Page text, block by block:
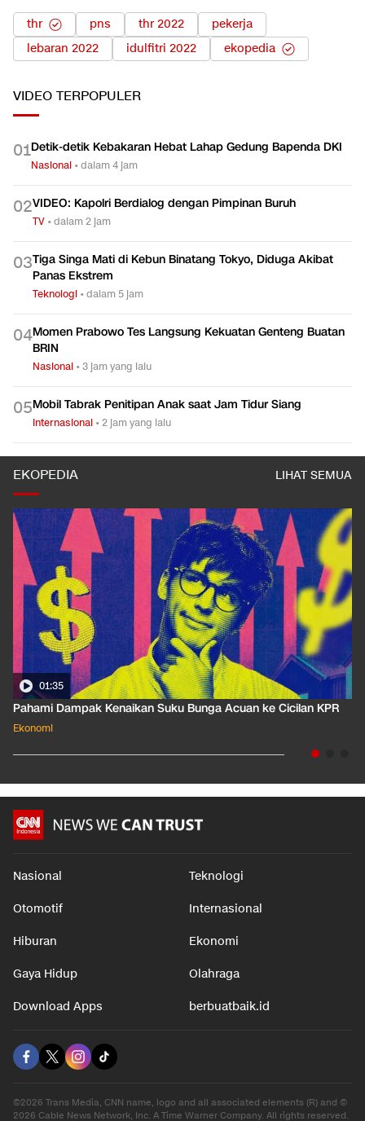
thr pns thr 2022
pekerja
lebaran 2022
idulfitri 2022 ekopedia
VIDEO TERPOPULER
01Detik-detik Kebakaran Hebat Lahap Gedung Bapenda DKI
Nasional •dalam 4 jam
02VIDEO: Kapolri Berdialog dengan Pimpinan Buruh
TV •dalam 2 jam
03Tiga Singa Mati di Kebun Binatang Tokyo, Diduga Akibat
Panas Ekstrem
Teknologi •dalam 5 jam
04Momen Prabowo Tes Langsung Kekuatan Genteng Buatan
BRIN
Nasional •3 jam yang lalu
05Mobil Tabrak Penitipan Anak saat Jam Tidur Siang
Internasional •2 jam yang lalu
EKOPEDIA LIHAT SEMUA
01:35
Pahami Dampak Kenaikan Suku Bunga Acuan ke Cicilan KPR
Ekonomi
Nasional Teknologi
Otomotif Internasional
Hiburan Ekonomi
Gaya Hidup Olahraga
Download Apps berbuatbaik.id
©2026 Trans Media, CNN name, logo and all associated elements (R) and ©
2026 Cable News Network, Inc. A Time Warner Company. All rights reserved.